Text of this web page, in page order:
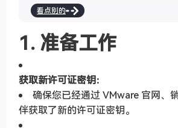
看点别的
1. 准备工作
获取新许可证密钥：
确保您已经通过 VMware 官网、
伴获取了新的许可证密钥。